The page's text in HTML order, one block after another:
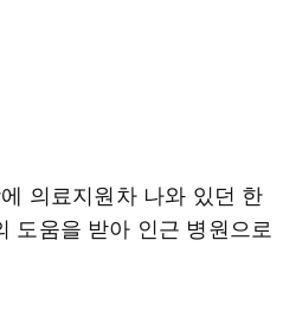
의료지원차 나와 있던 한
도움을 받아 인근 병원으로